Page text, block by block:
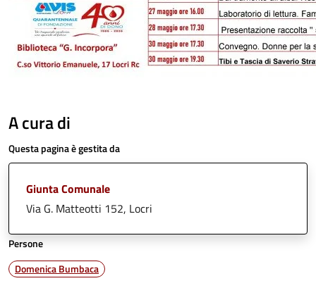
A cura di
Questa pagina è gestita da
Giunta Comunale
Via G. Matteotti 152, Locri
Persone
Domenica Bumbaca